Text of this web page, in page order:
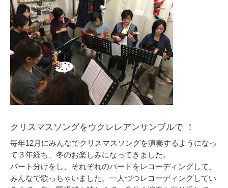
クリスマスソングをウクレレアンサンブルで ！
毎年12月にみんなでクリスマスソングを演奏するようになっ
て３年経ち、冬のお楽しみになってきました。
パート分けをし、それぞれのパートをレコーディングして、
みんなで歌っちゃいました。一人づつレコーディングしてい